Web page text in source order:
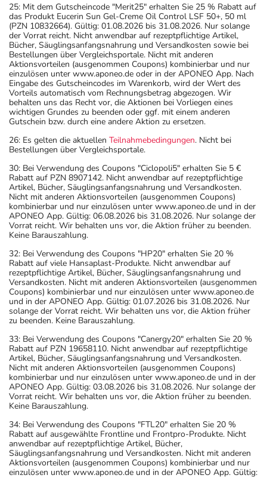
25: Mit dem Gutscheincode "Merit25" erhalten Sie 25 % Rabatt auf
das Produkt Eucerin Sun Gel-Creme Oil Control LSF 50+, 50 ml
(PZN 10832664). Gültig: 01.08.2026 bis 31.08.2026. Nur solange
der Vorrat reicht. Nicht anwendbar auf rezeptpflichtige Artikel,
Bücher, Säuglingsanfangsnahrung und Versandkosten sowie bei
Bestellungen über Vergleichsportale. Nicht mit anderen
Aktionsvorteilen (ausgenommen Coupons) kombinierbar und nur
einzulösen unter www.aponeo.de oder in der APONEO App. Nach
Eingabe des Gutscheincodes im Warenkorb, wird der Wert des
Vorteils automatisch vom Rechnungsbetrag abgezogen. Wir
behalten uns das Recht vor, die Aktionen bei Vorliegen eines
wichtigen Grundes zu beenden oder ggf. mit einem anderen
Gutschein bzw. durch eine andere Aktion zu ersetzen.
26: Es gelten die aktuellen Teilnahmebedingungen. Nicht bei
Bestellungen über Vergleichsportale.
30: Bei Verwendung des Coupons "Ciclopoli5" erhalten Sie 5 €
Rabatt auf PZN 8907142. Nicht anwendbar auf rezeptpflichtige
Artikel, Bücher, Säuglingsanfangsnahrung und Versandkosten.
Nicht mit anderen Aktionsvorteilen (ausgenommen Coupons)
kombinierbar und nur einzulösen unter www.aponeo.de und in der
APONEO App. Gültig: 06.08.2026 bis 31.08.2026. Nur solange der
Vorrat reicht. Wir behalten uns vor, die Aktion früher zu beenden.
Keine Barauszahlung.
32: Bei Verwendung des Coupons "HP20" erhalten Sie 20 %
Rabatt auf viele Hansaplast-Produkte. Nicht anwendbar auf
rezeptpflichtige Artikel, Bücher, Säuglingsanfangsnahrung und
Versandkosten. Nicht mit anderen Aktionsvorteilen (ausgenommen
Coupons) kombinierbar und nur einzulösen unter www.aponeo.de
und in der APONEO App. Gültig: 01.07.2026 bis 31.08.2026. Nur
solange der Vorrat reicht. Wir behalten uns vor, die Aktion früher
zu beenden. Keine Barauszahlung.
33: Bei Verwendung des Coupons "Canergy20" erhalten Sie 20 %
Rabatt auf PZN 19658110. Nicht anwendbar auf rezeptpflichtige
Artikel, Bücher, Säuglingsanfangsnahrung und Versandkosten.
Nicht mit anderen Aktionsvorteilen (ausgenommen Coupons)
kombinierbar und nur einzulösen unter www.aponeo.de und in der
APONEO App. Gültig: 03.08.2026 bis 31.08.2026. Nur solange der
Vorrat reicht. Wir behalten uns vor, die Aktion früher zu beenden.
Keine Barauszahlung.
34: Bei Verwendung des Coupons "FTL20" erhalten Sie 20 %
Rabatt auf ausgewählte Frontline und Frontpro-Produkte. Nicht
anwendbar auf rezeptpflichtige Artikel, Bücher,
Säuglingsanfangsnahrung und Versandkosten. Nicht mit anderen
Aktionsvorteilen (ausgenommen Coupons) kombinierbar und nur
einzulösen unter www.aponeo.de und in der APONEO App. Gültig: